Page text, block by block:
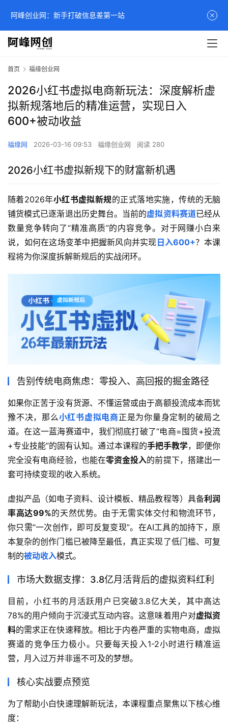
首页 福缘创业网
2026小红书虚拟电商新玩法：深度解析虚
拟新规落地后的精准运营，实现日入
600+被动收益
福缘网 2026-03-16 09:53 福缘创业网 阅读 280
2026小红书虚拟新规下的财富新机遇
随着2026年小红书虚拟新规的正式落地实施，传统的无脑
铺货模式已逐渐退出历史舞台。当前的虚拟资料赛道已经从
数量竞争转向了“精准高质”的内容竞争。对于网赚小白来
说，如何在这场变革中把握新风向并实现 日入600+？本课
程将为你深度拆解新规后的实战闭环。
告别传统电商焦虑：零投入、高回报的掘金路径
如果你正苦于没有货源、不懂运营或由于高额投流成本而犹
豫不决，那么小红书虚拟电商正是为你量身定制的破局之
道。在这一蓝海赛道中，我们彻底打破了“电商=囤货+投流
+专业技能”的固有认知。通过本课程的手把手教学，即便你
完全没有电商经验，也能在零资金投入的前提下，搭建出一
套可持续变现的收入系统。
虚拟产品（如电子资料、设计模板、精品教程等）具备利润
率高达99%的天然优势。由于无需实体交付和物流环节，
你只需“一次创作，即可反复变现”。在AI工具的加持下，原
本复杂的创作门槛已被降至最低，真正实现了低门槛、可复
制的被动收入模式。
市场大数据支撑：3.8亿月活背后的虚拟资料红利
目前，小红书的月活跃用户已突破3.8亿大关，其中高达
78%的用户倾向于沉浸式互动内容。这意味着用户对虚拟资
料的需求正在快速释放。相比于内卷严重的实物电商，虚拟
赛道的竞争压力极小。只要每天投入1-2小时进行精准运
营，月入过万并非遥不可及的梦想。
核心实战要点预览
为了帮助小白快速理解新玩法，本课程重点聚焦以下核心维
度：
阿峰创业网：新手打破信息差第一站